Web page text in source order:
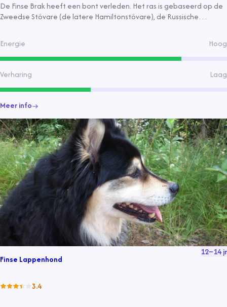
De Finse Brak heeft een bont verleden. Het ras is gebaseerd op de
Zweedse Stövare (de latere Hamiltonstövare), de Russische
middel van gericht fokken een homogeen ras te creëre
Energie Hoog
Verharing Laag
Meer info
Finse Lappenhond
12–14jr
3.4